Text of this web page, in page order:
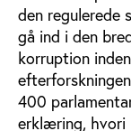
den regulerede
gå ind i den
korruption
400
erklæring, hvori